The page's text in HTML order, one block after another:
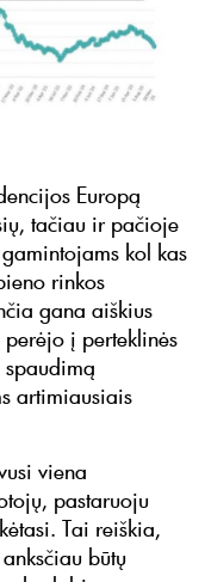
Europą
tačiau ir pačioje
kol kas
rinkos
gana aiškius
į perteklinės
artimiausiais
viena
pastaruoju
Tai reiškia,
būtų